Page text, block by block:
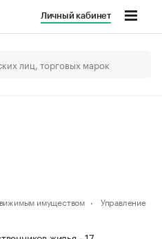
Личный кабинет
имуществом
Управление